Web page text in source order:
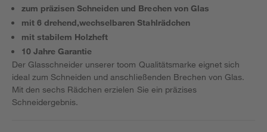
zum präzisen Schneiden und Brechen von Glas
mit 6 drehend,wechselbaren Stahlrädchen
mit stabilem Holzheft
10 Jahre Garantie
Der Glasschneider unserer toom Qualitätsmarke eignet sich
ideal zum Schneiden und anschließenden Brechen von Glas.
Mit den sechs Rädchen erzielen Sie ein präzises
Schneidergebnis.